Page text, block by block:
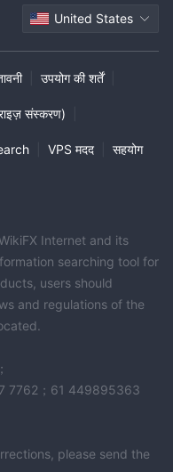
United States
उपयोग की शर्तें
संस्करण)
VPS मदद सहयोग
Internet and its
searching tool for
users should
and regulations of the
7762；61 449895363
please send the